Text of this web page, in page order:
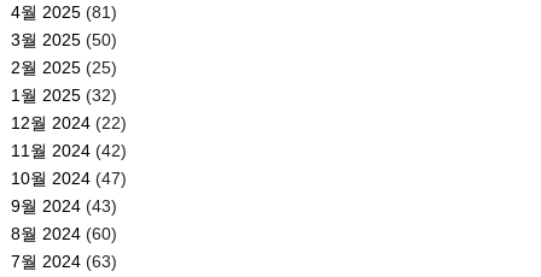
4월 2025(81)
3월 2025(50)
2월 2025(25)
1월 2025(32)
12월 2024(22)
11월 2024(42)
10월 2024(47)
9월 2024(43)
8월 2024(60)
7월 2024(63)